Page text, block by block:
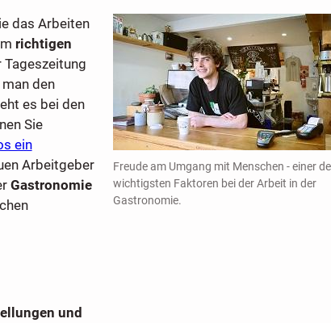
Freude am Umgang mit Menschen - einer
wichtigsten Faktoren bei der Arbeit in der
Gastronomie.
das Arbeiten
richtigen
den
es bei den
Sie
ein
Arbeitgeber
Gastronomie
und